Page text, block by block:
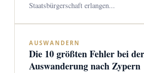
Staatsbürgerschaft erlangen...
AUSWANDERN
Die 10 größten Fehler bei der
Auswanderung nach Zypern